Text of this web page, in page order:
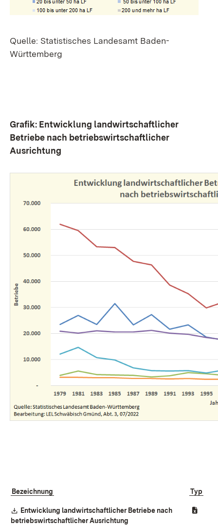
Quelle: Statistisches Landesamt Baden-
Württemberg
Grafik: Entwicklung landwirtschaftlicher
Betriebe nach betriebswirtschaftlicher
Ausrichtung
Bezeichnung Typ
Download:
Entwicklung landwirtschaftlicher Betriebe nach
betriebswirtschaftlicher Ausrichtung